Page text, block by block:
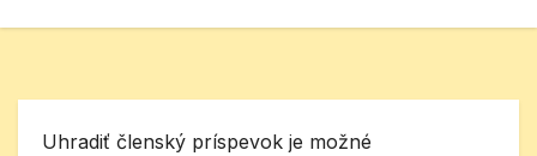
Uhradiť členský príspevok je možné